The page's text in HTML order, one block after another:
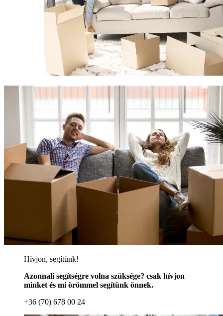
Hívjon, segítünk!
Azonnali segítségre volna szüksége? csak hívjon
minket és mi örömmel segítünk önnek.
+36 (70) 678 00 24